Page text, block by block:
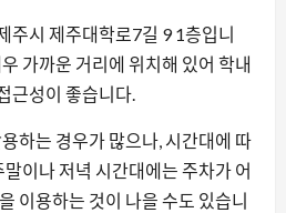
주시 제주대학로7길 9 1층입니
가까운 거리에 위치해 있어 학내
근성이 좋습니다.
하는 경우가 많으나, 시간대에 따
이나 저녁 시간대에는 주차가 어
이용하는 것이 나을 수도 있습니